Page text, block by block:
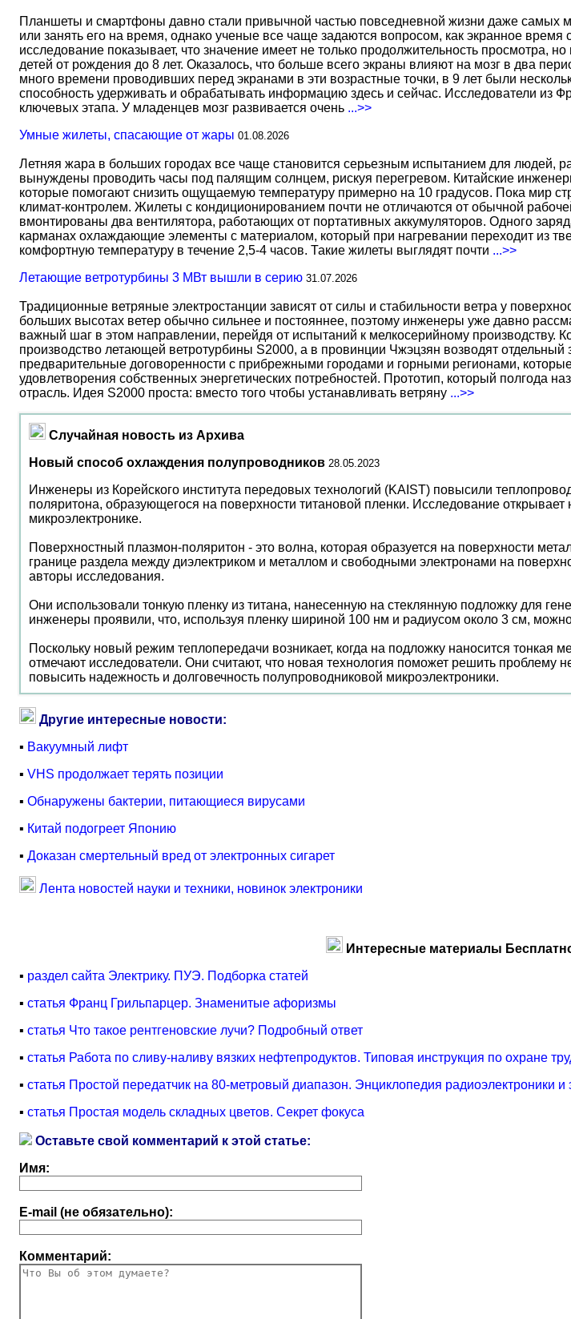
Планшеты и смартфоны давно стали привычной частью повседневной жизни даже самых
или занять его на время, однако ученые все чаще задаются вопросом, как экранное
исследование показывает, что значение имеет не только продолжительность просмотра,
детей от рождения до 8 лет. Оказалось, что больше всего экраны влияют на мозг в два
много времени проводивших перед экранами в эти возрастные точки, в 9 лет были
способность удерживать и обрабатывать информацию здесь и сейчас. Исследователи из
ключевых этапа. У младенцев мозг развивается очень ...>>
Умные жилеты, спасающие от жары 01.08.2026
Летняя жара в больших городах все чаще становится серьезным испытанием для людей,
вынуждены проводить часы под палящим солнцем, рискуя перегревом. Китайские
которые помогают снизить ощущаемую температуру примерно на 10 градусов. Пока мир
климат-контролем. Жилеты с кондиционированием почти не отличаются от обычной
вмонтированы два вентилятора, работающих от портативных аккумуляторов. Одного
карманах охлаждающие элементы с материалом, который при нагревании переходит из
комфортную температуру в течение 2,5-4 часов. Такие жилеты выглядят почти ...>>
Летающие ветротурбины 3 МВт вышли в серию 31.07.2026
Традиционные ветряные электростанции зависят от силы и стабильности ветра у
больших высотах ветер обычно сильнее и постояннее, поэтому инженеры уже давно
важный шаг в этом направлении, перейдя от испытаний к мелкосерийному производству.
производство летающей ветротурбины S2000, а в провинции Чжэцзян возводят
предварительные договоренности с прибрежными городами и горными регионами,
удовлетворения собственных энергетических потребностей. Прототип, который полгода
отрасль. Идея S2000 проста: вместо того чтобы устанавливать ветряну ...>>
Случайная новость из Архива
Новый способ охлаждения полупроводников 28.05.2023
Инженеры из Корейского института передовых технологий (KAIST) повысили
поляритона, образующегося на поверхности титановой пленки. Исследование
микроэлектронике.
Поверхностный плазмон-поляритон - это волна, которая образуется на поверхности
границе раздела между диэлектриком и металлом и свободными электронами на
авторы исследования.
Они использовали тонкую пленку из титана, нанесенную на стеклянную подложку для
инженеры проявили, что, используя пленку шириной 100 нм и радиусом около 3 см,
Поскольку новый режим теплопередачи возникает, когда на подложку наносится тонкая
отмечают исследователи. Они считают, что новая технология поможет решить проблему
повысить надежность и долговечность полупроводниковой микроэлектроники.
Другие интересные новости:
▪ Вакуумный лифт
▪ VHS продолжает терять позиции
▪ Обнаружены бактерии, питающиеся вирусами
▪ Китай подогреет Японию
▪ Доказан смертельный вред от электронных сигарет
Лента новостей науки и техники, новинок электроники
Интересные материалы
▪ раздел сайта Электрику. ПУЭ. Подборка статей
▪ статья Франц Грильпарцер. Знаменитые афоризмы
▪ статья Что такое рентгеновские лучи? Подробный ответ
▪ статья Работа по сливу-наливу вязких нефтепродуктов. Типовая инструкция по охране
▪ статья Простой передатчик на 80-метровый диапазон. Энциклопедия радиоэлектроники и
▪ статья Простая модель складных цветов. Секрет фокуса
Оставьте свой комментарий к этой статье:
Имя:
E-mail (не обязательно):
Комментарий: